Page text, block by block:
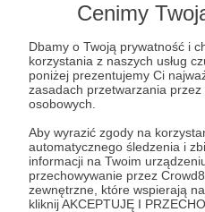
Cenimy
Dbamy o Twoją prywatność i
korzystania z naszych usług
poniżej prezentujemy Ci
zasadach przetwarzania przez
osobowych.
Aby wyrazić zgody na
automatycznego śledzenia i
informacji na Twoim
przechowywanie przez
zewnętrzne, które wspierają
kliknij AKCEPTUJĘ I
Post dostępny
Aby zobaczyć ten
Zostań